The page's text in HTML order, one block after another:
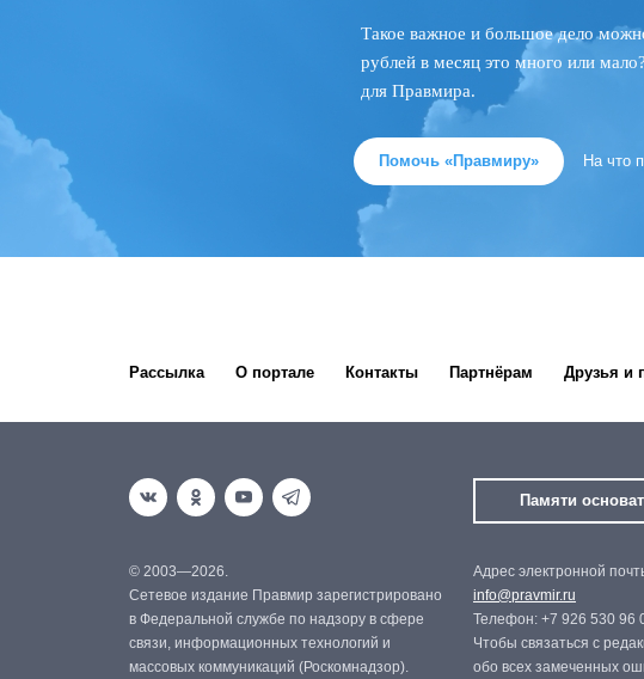
Такое важное и большое дело
рублей в месяц это много или
для Правмира.
Помочь «Правмиру» На что
Рассылка О портале Контакты Партнёрам Друзья и
Памяти
© 2003—2026.
Сетевое издание Правмир зарегистрировано
в Федеральной службе по надзору в сфере
связи, информационных технологий и
массовых коммуникаций (Роскомнадзор).
Адрес электронной
info@pravmir.ru
Телефон: +7 926 530 96
Чтобы связаться с
обо всех замеченных